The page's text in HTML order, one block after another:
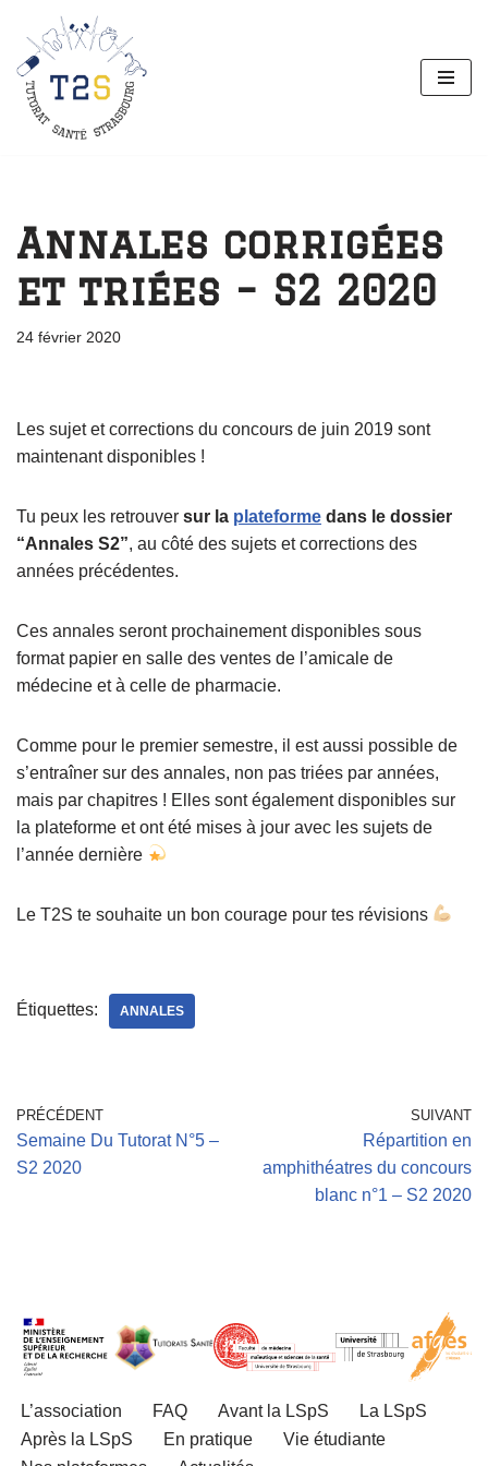
Aller
au
contenu
Annales corrigées
et triées – S2 2020
24 février 2020
Les sujet et corrections du concours de juin 2019 sont
maintenant disponibles !
Tu peux les retrouver sur la plateforme dans le dossier
“Annales S2”, au côté des sujets et corrections des
années précédentes.
Ces annales seront prochainement disponibles sous
format papier en salle des ventes de l’amicale de
médecine et à celle de pharmacie.
Comme pour le premier semestre, il est aussi possible de
s’entraîner sur des annales, non pas triées par années,
mais par chapitres ! Elles sont également disponibles sur
la plateforme et ont été mises à jour avec les sujets de
l’année dernière
Le T2S te souhaite un bon courage pour tes révisions
Étiquettes: ANNALES
PRÉCÉDENT
Semaine Du Tutorat N°5 –
S2 2020
SUIVANT
Répartition en
amphithéatres du concours
blanc n°1 – S2 2020
L’association FAQ Avant la LSpS
La LSpS
Après la LSpS
En pratique
Vie étudiante